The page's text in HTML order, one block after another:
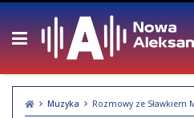
Skip
content
Muzyka Rozmowy ze Sławkiem